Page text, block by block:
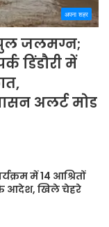
अपना शहर
पुल जलमग्न;
डिंडौरी में
अलर्ट मोड
में 14 आश्रितों
आदेश, खिले चेहरे